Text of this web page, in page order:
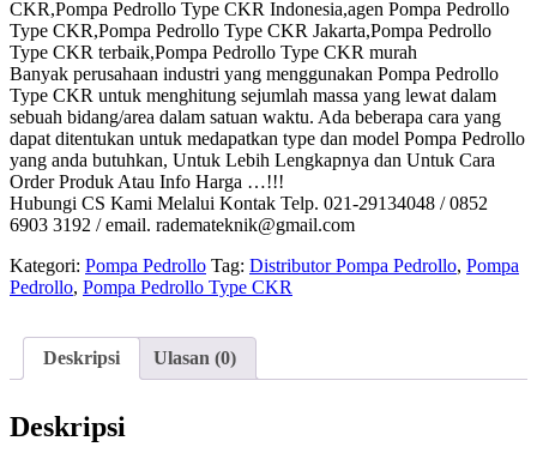
CKR,Pompa Pedrollo Type CKR Indonesia,agen Pompa Pedrollo
Type CKR,Pompa Pedrollo Type CKR Jakarta,Pompa Pedrollo
Type CKR terbaik,Pompa Pedrollo Type CKR murah
Banyak perusahaan industri yang menggunakan Pompa Pedrollo
Type CKR untuk menghitung sejumlah massa yang lewat dalam
sebuah bidang/area dalam satuan waktu. Ada beberapa cara yang
dapat ditentukan untuk medapatkan type dan model Pompa Pedrollo
yang anda butuhkan, Untuk Lebih Lengkapnya dan Untuk Cara
Order Produk Atau Info Harga …!!!
Hubungi CS Kami Melalui Kontak Telp. 021-29134048 / 0852
6903 3192 / email. rademateknik@gmail.com
Kategori: Pompa Pedrollo Tag: Distributor Pompa Pedrollo, Pompa
Pedrollo, Pompa Pedrollo Type CKR
Deskripsi Ulasan (0)
Deskripsi